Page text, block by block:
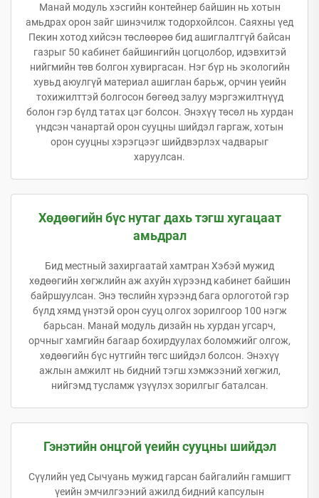
Манай модуль хэсгийн контейнер байшин нь хотын
амьдрах орон зайг шинэчилж тодорхойлсон. Саяхны үед
Пекин хотод хийсэн төслөөрөө бид ашиглалтгүй байсан
газрыг 50 кабинет байшингийн цогцолбор, идэвхитэй
нийгмийн төв болгон хувиргасан. Нэг бүр нь экологийн
хувьд аюулгүй материал ашиглан барьж, орчин үеийн
тохижилттэй болгосон бөгөөд залуу мэргэжилтнүүд
болон гэр бүлд татах цэг болсон. Энэхүү төсөл нь хурдан
үндсэн чанартай орон сууцны шийдэл гаргаж, хотын
орон сууцны хэрэгцээг шийдвэрлэх чадварыг
харуулсан.
Хөдөөгийн бүс нутаг дахь тэгш хугацаат
амьдрал
Бид местный захиргаатай хамтран Хэбэй мужид
хөдөөгийн хөгжлийн аж ахуйн хүрээнд кабинет байшин
байршуулсан. Энэ төслийн хүрээнд бага орлоготой гэр
бүлд хямд үнэтэй орон сууц олгох зорилгоор 100 нэгж
барьсан. Манай модуль дизайн нь хурдан угсарч,
орчныг хамгийн багаар бохирдуулах боломжийг олгож,
хөдөөгийн бүс нутгийн төгс шийдэл болсон. Энэхүү
ажлын амжилт нь бидний тэгш хэмжээний хөгжил,
нийгэмд тусламж үзүүлэх зорилгыг баталсан.
Гэнэтийн онцгой үеийн сууцны шийдэл
Сүүлийн үед Сычуань мужид гарсан байгалийн гамшигт
үеийн эмчилгээний ажилд бидний капсулын